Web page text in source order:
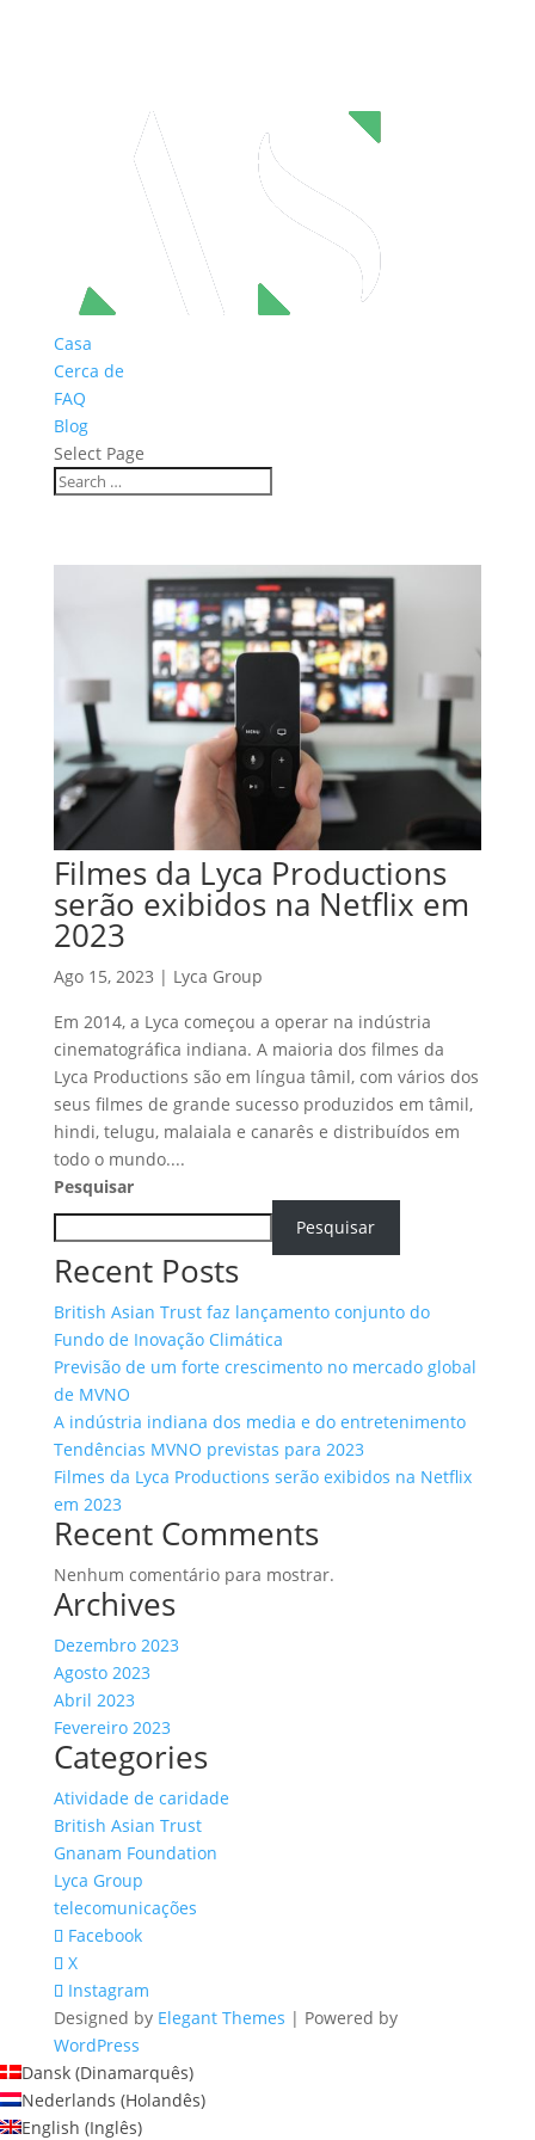
Casa
Cerca de
FAQ
Blog
Select Page
Filmes da Lyca Productions
serão exibidos na Netflix em
2023
Ago 15, 2023 | Lyca Group
Em 2014, a Lyca começou a operar na indústria
cinematográfica indiana. A maioria dos filmes da
Lyca Productions são em língua tâmil, com vários dos
seus filmes de grande sucesso produzidos em tâmil,
hindi, telugu, malaiala e canarês e distribuídos em
todo o mundo....
Pesquisar
Pesquisar
Recent Posts
British Asian Trust faz lançamento conjunto do
Fundo de Inovação Climática
Previsão de um forte crescimento no mercado global
de MVNO
A indústria indiana dos media e do entretenimento
Tendências MVNO previstas para 2023
Filmes da Lyca Productions serão exibidos na Netflix
em 2023
Recent Comments
Nenhum comentário para mostrar.
Archives
Dezembro 2023
Agosto 2023
Abril 2023
Fevereiro 2023
Categories
Atividade de caridade
British Asian Trust
Gnanam Foundation
Lyca Group
telecomunicações
Facebook
X
Instagram
Designed by Elegant Themes | Powered by
WordPress
Dansk (Dinamarquês)
Nederlands (Holandês)
English (Inglês)